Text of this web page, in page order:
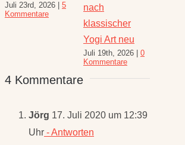
Juli 16th, 2026
1
Kommentar
und Rezepte
August 6th, 2026
10 Kommentare
Jörg17. Juli 2020 um 12:39
Super Danke schön,